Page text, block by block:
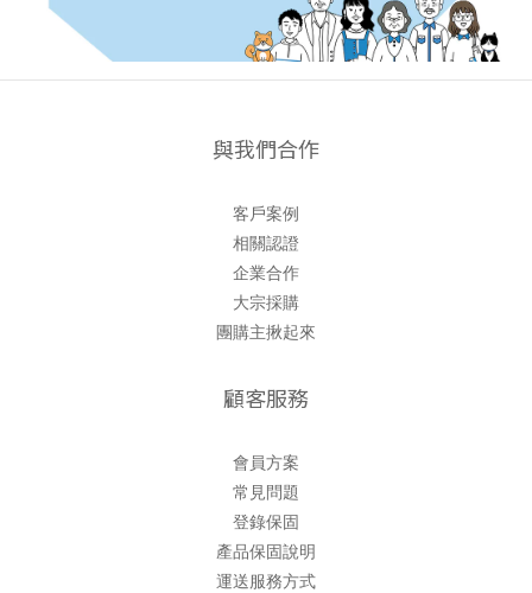
與我們合作
客戶案例
相關認證
企業合作
大宗採購
團購主揪起來
顧客服務
會員方案
常見問題
登錄保固
產品保固說明
運送服務方式